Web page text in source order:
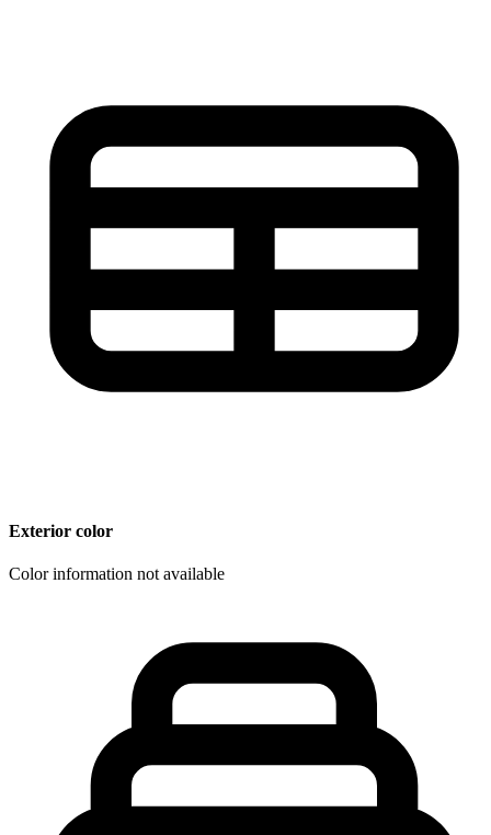
Exterior color
Color information not available